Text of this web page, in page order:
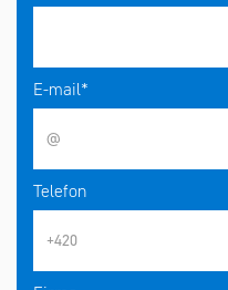
E-mail*
Telefon